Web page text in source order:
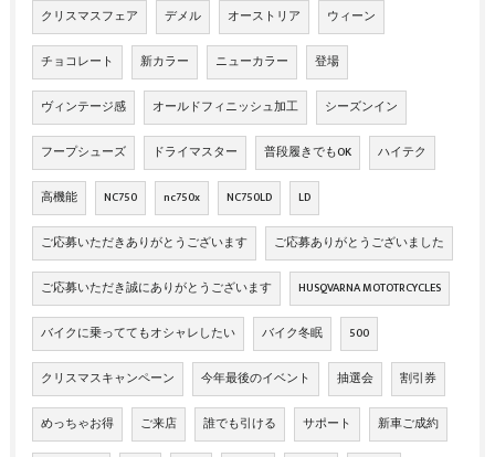
クリスマスフェア デメル オーストリア ウィーン
チョコレート 新カラー ニューカラー 登場
ヴィンテージ感 オールドフィニッシュ加工 シーズンイン
フープシューズ ドライマスター 普段履きでもOK ハイテク
高機能 NC750 nc750x NC750LD LD
ご応募いただきありがとうございます ご応募ありがとうございました
ご応募いただき誠にありがとうございます HUSQVARNA MOTOTRCYCLES
バイクに乗っててもオシャレしたい バイク冬眠 500
クリスマスキャンペーン 今年最後のイベント 抽選会 割引券
めっちゃお得 ご来店 誰でも引ける サポート 新車ご成約